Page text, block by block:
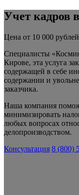
Учет кадров
Цена от 10 000 рублей
Специалисты
Кирове, эта услуга
содержащей в себе
содержании и
заказчика.
Наша компания
минимизировать
любых вопросах
делопроизводством.
Консультация 8 (800)